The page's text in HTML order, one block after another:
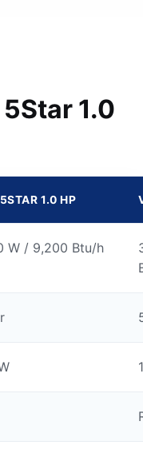
1.0
1.0 HP
W / 9,200 Btu/h